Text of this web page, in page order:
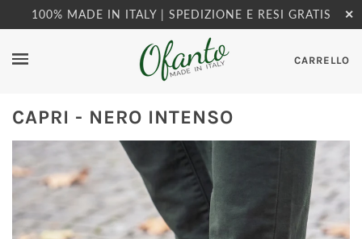
100% MADE IN ITALY | SPEDIZIONE E RESI GRATIS ✕
CARRELLO
CAPRI - NERO INTENSO